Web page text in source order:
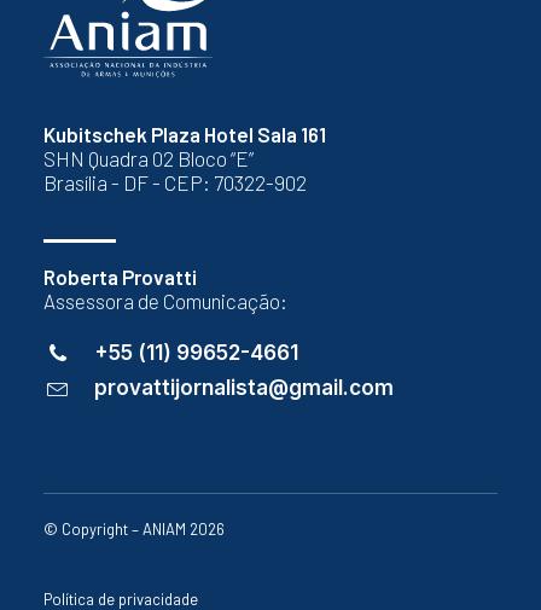
Kubitschek Plaza Hotel Sala 161
SHN Quadra 02 Bloco “E”
Brasília - DF - CEP: 70322-902
Roberta Provatti
Assessora de Comunicação:
+55 (11) 99652-4661
provattijornalista@gmail.com
© Copyright – ANIAM 2026
Política de privacidade